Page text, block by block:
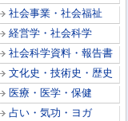
社会事業・社会福祉
経営学・社会科学
社会科学資料・報告書
文化史・技術史・歴史
医療・医学・保健
占い・気功・ヨガ